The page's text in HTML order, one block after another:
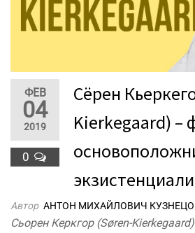
ФЕВ
04
2019
0
Сёрен
Kierkegaard) –
Автор АНТОН МИХАЙЛОВИЧ
Сьорен Керкгор (Søren-